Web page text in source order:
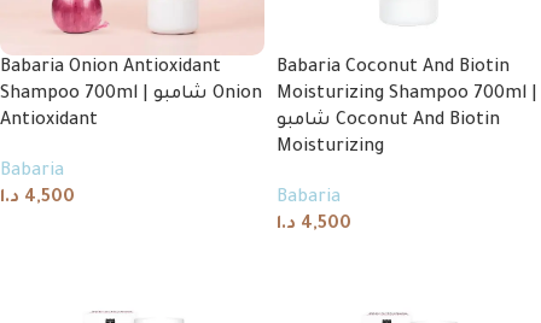
Babaria Onion Antioxidant
Shampoo 700ml | شامبو Onion
Antioxidant
Babaria
4,500 د.ا
Babaria Coconut And Biotin
Moisturizing Shampoo 700ml |
شامبو Coconut And Biotin
Moisturizing
Babaria
4,500 د.ا